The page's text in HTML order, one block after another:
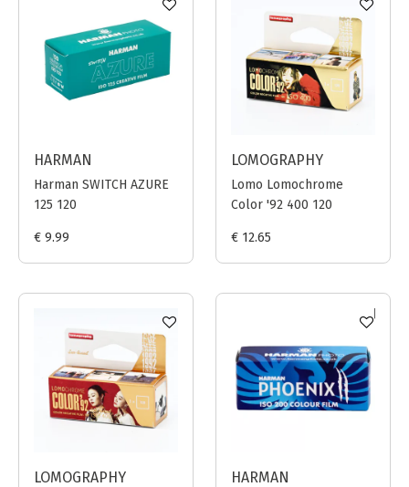
HARMAN
Harman SWITCH AZURE
125 120
€ 9.99
LOMOGRAPHY
Lomo Lomochrome
Color '92 400 120
€ 12.65
LOMOGRAPHY HARMAN